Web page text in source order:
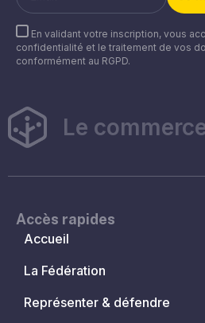
En validant votre inscription, vous
confidentialité et le traitement de vos
conformément au RGPD.
Le
Accès rapides
Accueil
La Fédération
Représenter & défendre